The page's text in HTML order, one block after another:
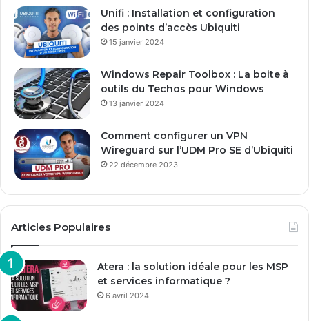
m
a
Unifi : Installation et configuration
des points d’accès Ubiquiti
15 janvier 2024
Windows Repair Toolbox : La boite à
outils du Techos pour Windows
13 janvier 2024
Comment configurer un VPN
Wireguard sur l’UDM Pro SE d’Ubiquiti
22 décembre 2023
Articles Populaires
Atera : la solution idéale pour les MSP
et services informatique ?
6 avril 2024